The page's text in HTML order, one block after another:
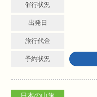
催行状況
出発日
旅行代金
予約状況
日本の山旅